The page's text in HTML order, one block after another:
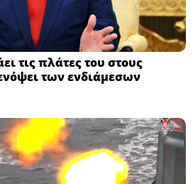
τις πλάτες του στους
των ενδιάμεσων